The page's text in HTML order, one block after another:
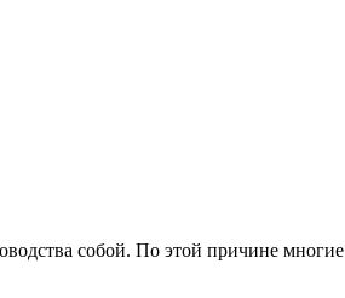
собой. По этой причине многие